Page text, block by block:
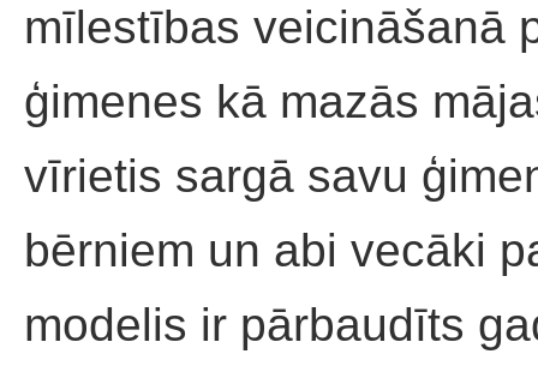
mīlestības veicināšanā
ģimenes kā mazās
vīrietis sargā savu
bērniem un abi vecāki
modelis ir pārbaudīts